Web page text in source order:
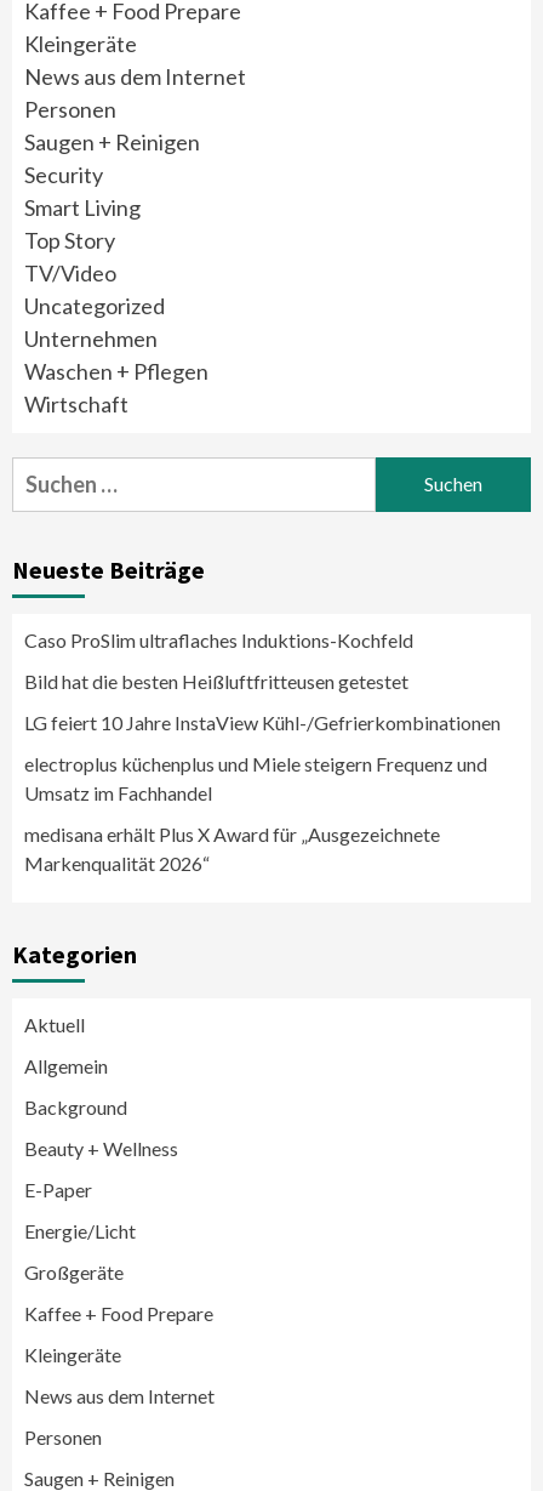
Kaffee + Food Prepare
Kleingeräte
News aus dem Internet
Personen
Saugen + Reinigen
Security
Smart Living
Top Story
TV/Video
Uncategorized
Unternehmen
Waschen + Pflegen
Wirtschaft
Suchen
nach:
Neueste Beiträge
Caso ProSlim ultraflaches Induktions-Kochfeld
Bild hat die besten Heißluftfritteusen getestet
LG feiert 10 Jahre InstaView Kühl-/Gefrierkombinationen
electroplus küchenplus und Miele steigern Frequenz und
Umsatz im Fachhandel
medisana erhält Plus X Award für „Ausgezeichnete
Markenqualität 2026“
Kategorien
Aktuell
Allgemein
Background
Beauty + Wellness
E-Paper
Energie/Licht
Großgeräte
Kaffee + Food Prepare
Kleingeräte
News aus dem Internet
Personen
Saugen + Reinigen
3
LG feiert 10 Jahre InstaView
steigern Frequenz und Umsatz im